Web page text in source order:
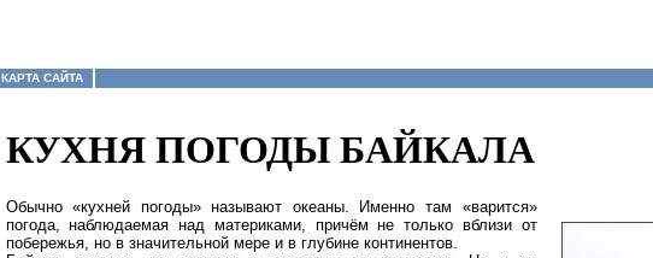
КАРТА САЙТА
КУХНЯ ПОГОДЫ БАЙКАЛА
Обычно «кухней погоды» называют океаны. Именно там «варится»
погода, наблюдаемая над материками, причём не только вблизи от
побережья, но в значительной мере и в глубине континентов.